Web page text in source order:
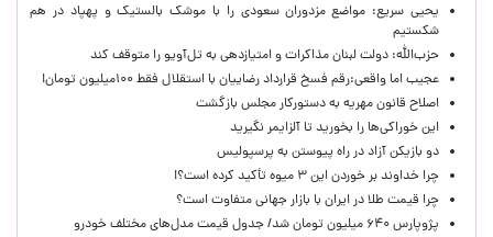
یحیی سریع: مواضع مزدوران سعودی را با موشک بالستیک و پهپاد در هم
شکستیم
حزب‌الله: دولت لبنان مذاکرات و امتیازدهی به تل‌آویو را متوقف کند
عجیب اما واقعی:رقم فسخ قرارداد رضاییان با استقلال فقط ۱۰۰میلیون تومان!
اصلاح قانون مهریه به دستورکار مجلس بازگشت
این خوراکی‌ها را بخورید تا آلزایمر نگیرید
دو بازیکن آزاد در راه پیوستن به پرسپولیس
چرا خداوند بر خوردن این ۳ میوه تأکید کرده است؟!
چرا قیمت طلا در ایران با بازار جهانی متفاوت است؟
پژوپارس ۶۴۰ میلیون تومان شد/ جدول قیمت مدل‌های مختلف خودرو